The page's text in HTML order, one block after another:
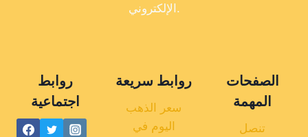
الإلكتروني.
روابط
اجتماعية
روابط سريعة
سعر الذهب
اليوم في
الصفحات
المهمة
تنصل